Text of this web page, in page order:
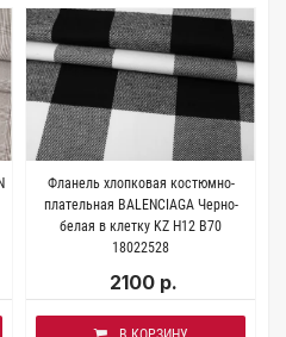
Фланель хлопковая костюмно-
плательная BALENCIAGA Черно-
белая в клетку KZ Н12 B70
18022528
2100 р.